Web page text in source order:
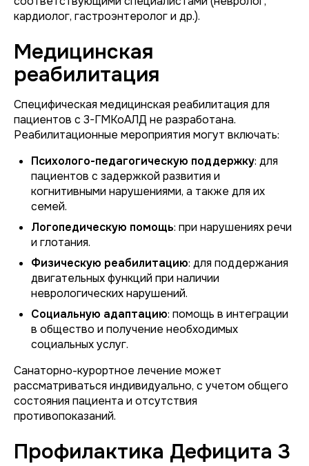
кардиолог, гастроэнтеролог и др.).
Медицинская
реабилитация
Специфическая медицинская реабилитация для
пациентов с 3-ГМКоАЛД не разработана.
Реабилитационные мероприятия могут включать:
Психолого-педагогическую поддержку: для
пациентов с задержкой развития и
когнитивными нарушениями, а также для их
семей.
Логопедическую помощь: при нарушениях речи
и глотания.
Физическую реабилитацию: для поддержания
двигательных функций при наличии
неврологических нарушений.
Социальную адаптацию: помощь в интеграции
в общество и получение необходимых
социальных услуг.
Санаторно-курортное лечение может
рассматриваться индивидуально, с учетом общего
состояния пациента и отсутствия
противопоказаний.
Профилактика Дефицита 3